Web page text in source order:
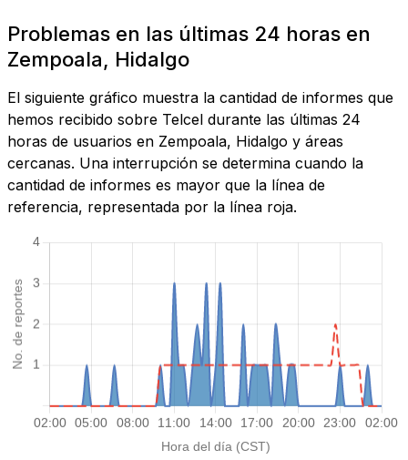
Problemas en las últimas 24 horas en
Zempoala, Hidalgo
El siguiente gráfico muestra la cantidad de informes que
hemos recibido sobre Telcel durante las últimas 24
horas de usuarios en Zempoala, Hidalgo y áreas
cercanas. Una interrupción se determina cuando la
cantidad de informes es mayor que la línea de
referencia, representada por la línea roja.